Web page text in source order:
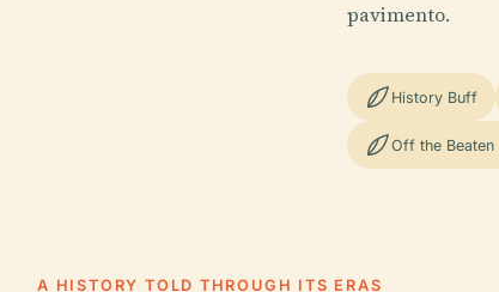
pavimento.
History Buff
Off the Beaten
A HISTORY TOLD THROUGH ITS ERAS